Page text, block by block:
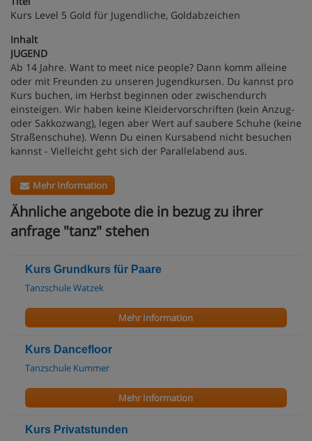
Kurs Level 5 Gold für Jugendliche, Goldabzeichen
Inhalt
JUGEND
Ab 14 Jahre. Want to meet nice people? Dann komm alleine
oder mit Freunden zu unseren Jugendkursen. Du kannst pro
Kurs buchen, im Herbst beginnen oder zwischendurch
einsteigen. Wir haben keine Kleidervorschriften (kein Anzug-
oder Sakkozwang), legen aber Wert auf saubere Schuhe (keine
Straßenschuhe). Wenn Du einen Kursabend nicht besuchen
kannst - Vielleicht geht sich der Parallelabend aus.
Mehr Information
Ähnliche angebote die in bezug zu ihrer
anfrage "tanz" stehen
Kurs Grundkurs für Paare
Tanzschule Watzek
Mehr Information
Kurs Dancefloor
Tanzschule Kummer
Mehr Information
Kurs Privatstunden